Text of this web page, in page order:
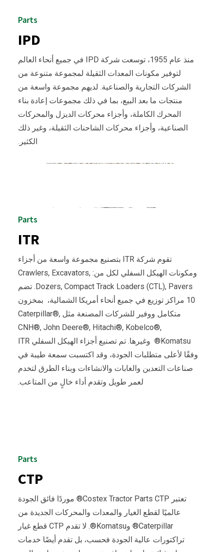
Parts
IPD
منذ عام 1955، توسعت شركة IPD في جميع أنحاء العالم
لتوفير مكونات المعدات الثقيلة لمجموعة متنوعة من
الشركات التجارية والصناعية. لديهم مجموعة واسعة من
منتجات ما بعد البيع، بما في ذلك مجموعات إعادة بناء
المحرك الكاملة، وأجزاء محركات الديزل والمحركات
الصناعية، وأجزاء محركات الشاحنات الثقيلة، وغير ذلك
الكثير.
Parts
ITR
تقوم شركة ITR بتصنيع مجموعة واسعة من أجزاء
ومكونات الهيكل السفلي لكل من: Crawlers, Excavators,
Dozers, Compact Track Loaders (CTL), Pavers
. تضم
10 مراكز توزيع في جميع أنحاء أمريكا الشمالية، بمخزون
متكامل ووفير للشركات المصنعة مثل Caterpillar®,
CNH®, John Deere®, Hitachi®, Kobelco®,
Komatsu®
وغيرها. تم تصنيع أجزاء الهيكل السفلي ITR
وفقًا لأعلى متطلبات الجودة، وقد اكتسبت سمعة طيبة في
صناعات التعدين والغابات والانشاءات وبناء الطرق لتخدم
لعمر طويل وتقدم أداء خالٍ من المتاعب.
Parts
CTP
تعتبر Costex Tractor Parts CTP® موردًا فائق الجودة
عالميًا لقطع الغيار والمعدات والمحركات الجديدة من
Caterpillar® وKomatsu®. لا تقدم CTP قطع غيار
تراكتورات عالية الجودة فحسب، بل تقدم أيضًا خدمات